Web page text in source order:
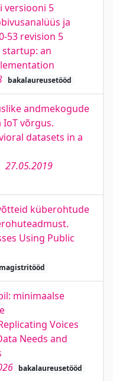
versiooni 5
ja
53 revision 5
an
bakalaureusetööd
andmekogude
võrgus.
datasets in a
27.05.2019
küberohtude
Using Public
magistritööd
minimaalse
Voices
Needs and
bakalaureusetööd